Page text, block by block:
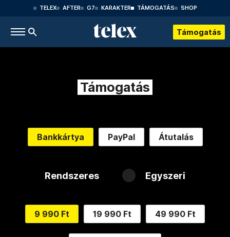
TELEX AFTER G7 KARAKTER TÁMOGATÁS SHOP
Támogatás
Támogatás
Bankkártya PayPal Átutalás
Rendszeres Egyszeri
9 990 Ft 19 990 Ft 49 990 Ft